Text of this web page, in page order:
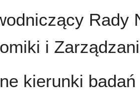
Rady
i
kierunki